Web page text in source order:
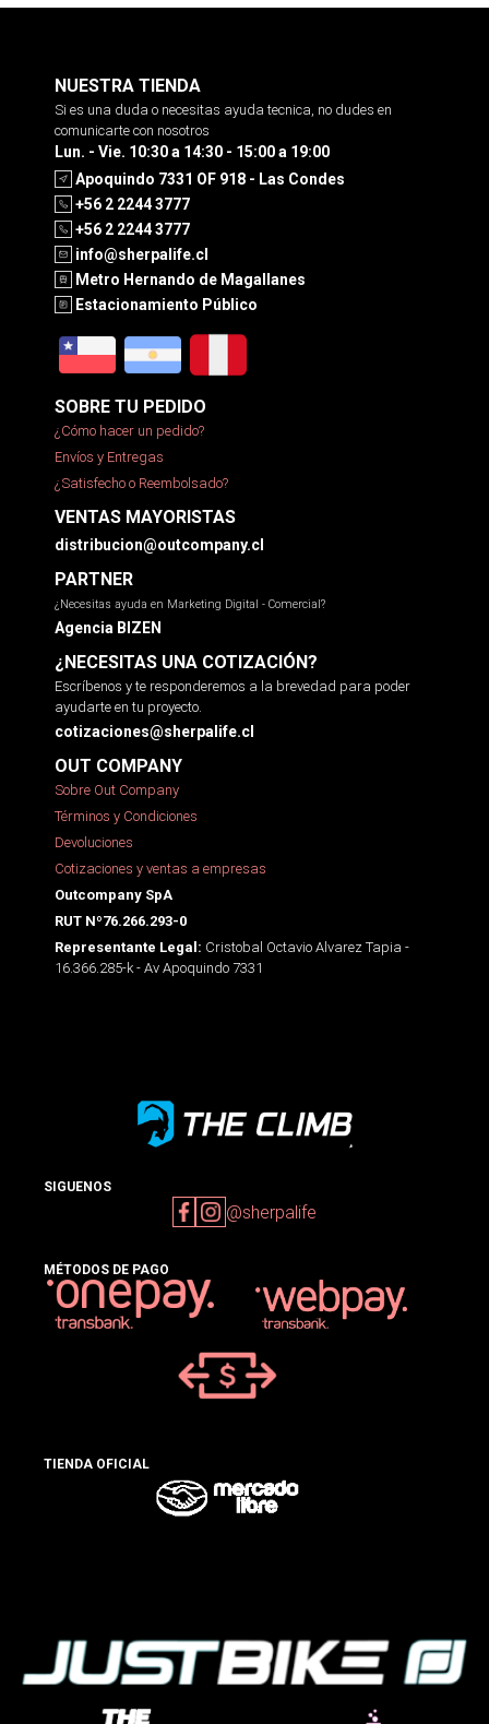
NUESTRA TIENDA
Si es una duda o necesitas ayuda tecnica, no dudes en
comunicarte con nosotros
Lun. - Vie. 10:30 a 14:30 - 15:00 a 19:00
Apoquindo 7331 OF 918 - Las Condes
+56 2 2244 3777
+56 2 2244 3777
info@sherpalife.cl
Metro Hernando de Magallanes
Estacionamiento Público
SOBRE TU PEDIDO
¿Cómo hacer un pedido?
Envíos y Entregas
¿Satisfecho o Reembolsado?
VENTAS MAYORISTAS
distribucion@outcompany.cl
PARTNER
¿Necesitas ayuda en Marketing Digital - Comercial?
Agencia BIZEN
¿NECESITAS UNA COTIZACIÓN?
Escríbenos y te responderemos a la brevedad para poder
ayudarte en tu proyecto.
cotizaciones@sherpalife.cl
OUT COMPANY
Sobre Out Company
Términos y Condiciones
Devoluciones
Cotizaciones y ventas a empresas
Outcompany SpA
RUT Nº76.266.293-0
Representante Legal: Cristobal Octavio Alvarez Tapia -
16.366.285-k - Av Apoquindo 7331
SIGUENOS
@sherpalife
MÉTODOS DE PAGO
TIENDA OFICIAL